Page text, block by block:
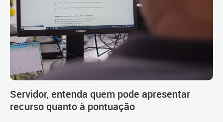
Servidor, entenda quem pode apresentar
recurso quanto à pontuação